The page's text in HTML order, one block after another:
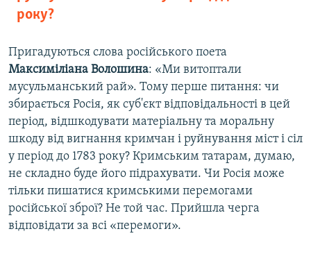
року?
Пригадуються слова російського поета
Максиміліана Волошина: «Ми витоптали
мусульманський рай». Тому перше питання: чи
збирається Росія, як суб'єкт відповідальності в цей
період, відшкодувати матеріальну та моральну
шкоду від вигнання кримчан і руйнування міст і сіл
у період до 1783 року? Кримським татарам, думаю,
не складно буде його підрахувати. Чи Росія може
тільки пишатися кримськими перемогами
російської зброї? Не той час. Прийшла черга
відповідати за всі «перемоги».